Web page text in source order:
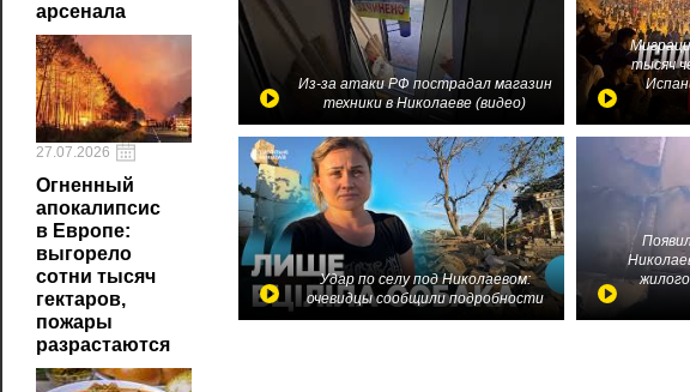
арсенала
27.07.2026
Огненный
апокалипсис
в Европе:
выгорело
сотни тысяч
гектаров,
пожары
разрастаются
Из-за атаки РФ пострадал магазин
техники в Николаеве (видео)
тысяч
Удар по селу под Николаевом:
очевидцы сообщили подробности